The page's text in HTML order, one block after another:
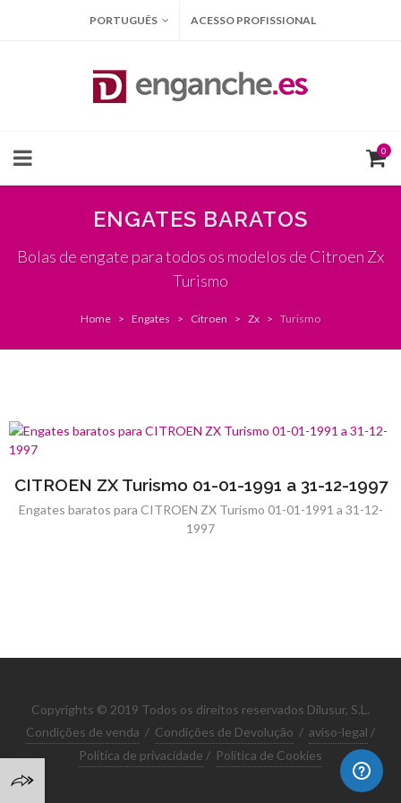
PORTUGUÊS ACESSO PROFISSIONAL
0
ENGATES BARATOS
Bolas de engate para todos os modelos de Citroen Zx
Turismo
Home Engates Citroen Zx Turismo
CITROEN ZX Turismo 01-01-1991 a 31-12-1997
Engates baratos para CITROEN ZX Turismo 01-01-1991 a 31-12-
1997
Copyrights © 2019 Todos os direitos reservados Dilusur, S.L.
Condições de venda / Condições de Devolução / aviso-legal /
Política de privacidade / Política de Cookies